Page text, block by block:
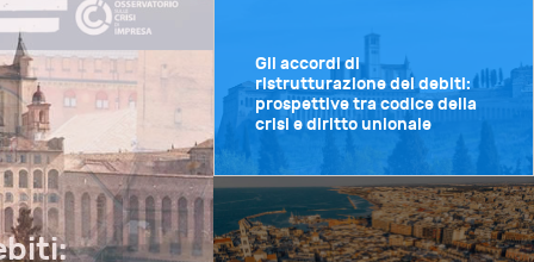
Gli accordi di
ristrutturazione dei debiti:
prospettive tra codice della
crisi e diritto unionale